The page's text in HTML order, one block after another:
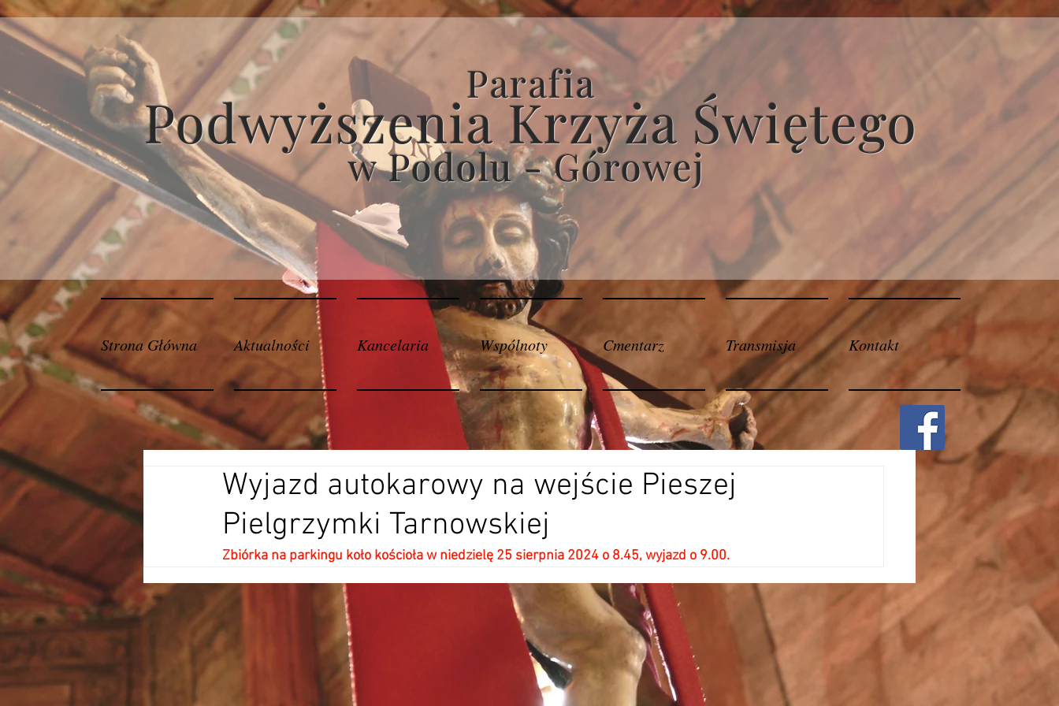
Parafia
Podwyższenia Krzyża Świętego
w Podolu - Górowej
Strona Główna Aktualności Kancelaria Wspólnoty Cmentarz Transmisja Kontakt
Wyjazd autokarowy na wejście Pieszej
Pielgrzymki Tarnowskiej
Zbiórka na parkingu koło kościoła w niedzielę 25 sierpnia 2024 o 8.45, wyjazd o 9.00.